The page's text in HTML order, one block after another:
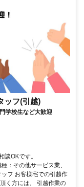
ッフ(引越)
学校生など大歓迎
OKです。
：その他サービス業、
フ お客様宅での引越作
く方には、 引越作業の